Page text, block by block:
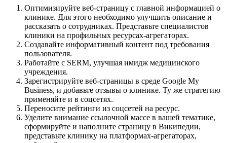
Оптимизируйте веб-страницу с главной информацией о
клинике. Для этого необходимо улучшить описание и
рассказать о сотрудниках. Представьте специалистов
клиники на профильных ресурсах-агрегаторах.
Создавайте информативный контент под требования
пользователя.
Работайте с SERM, улучшая имидж медицинского
учреждения.
Зарегистрируйте веб-страницы в среде Google My
Business, и добавьте отзывы о клинике. Ту же стратегию
применяйте и в соцсетях.
Переносите рейтинги из соцсетей на ресурс.
Уделите внимание ссылочной массе в вашей тематике,
сформируйте и наполните страницу в Википедии,
представьте клинику на платформах-агрегаторах,